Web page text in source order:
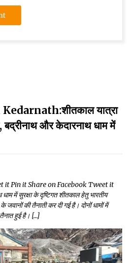
यात्रा
और केदारनाथ धाम में
it Pin it Share on Facebook Tweet it
में सुरक्षा के दृष्टिगत शीतकाल हेतु भारतीय
जवानों की तैनाती कर दी गई है। दोनों धामों में
हुई है। […]